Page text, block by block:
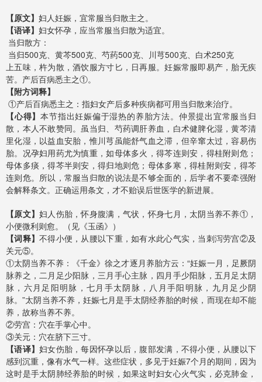
【原文】 妇人妊娠，宜常服当归散主之。
【语译】 妇女怀孕，应当常服当归散为适宜。
当归散方：
当归500克、黄芩500克、芍药500克、川芎500克、白术250克
上五味，杵为散，酒饮服方寸匕，日再服。妊娠常服即易产，胎无疾
苦。产后百病悉主之①。
【附方词释】
①产后百病悉主之：指妇女产后多种疾病都可用当归散来治疗。
【心得】本节指出妊娠偏于湿热的养胎方法。仲景提出宜常服当归
散，本人不敢赞同。虽当归、芍药调肝养血，白术健脾化湿，黄芩清
里化湿，以益血安胎，惟川芎虽能舒气血之滞，但辛窜太过，容易伤
胎。况孕妇用药尤为慎重，如母体多火，得芩连则安，得桂附则危；
母体多痰，得芩半则安，得归地则危；母体多寒，得桂附则安，得芩
连则危。所以，常服当归散的说法是不够全面的，后学者不要牵强附
会解释条文。正确运用条文，才不贻误后世医学的新进展。
【原文】妇人伤胎，怀身腹满，气状，怀身七月，太阴当养不养①，
小便微利则愈。（见《玉函》）
【词释】不得小便，从腰以下重，如有水此心气实，当刺泻劳宫②及
关元⑤。
①太阴当养不养：《千金》徐之才逐月养胎方云：“妊娠一月，足厥阴
脉养之，二月足少阳脉，三月手心主脉，四月手少阳脉，五月足太阴
脉，六月足阳明脉，七月手太阴脉，八月手阳明脉，九月足少阴
脉。”太阴当养不养，妊娠七月是手太阴经养胎的时候，而现在却不能
养，故称当养不养。
②劳宫：穴在手掌心中。
③关元：穴在脐下三寸。
【语译】妇女伤胎，每因怀孕以后，腹部发满，不得小便，从腰以下
感到沉重，像有水气一样。这些症状，多见于妊娠7个月的期间，因为
这时是手太阴肺经养胎的时候，如果这时妇女心火气实，必克肺金，